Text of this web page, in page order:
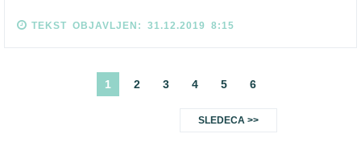
TEKST OBJAVLJEN: 31.12.2019 8:15
1 2 3 4 5 6
SLEDECA >>